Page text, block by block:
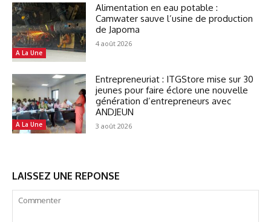
A La Une
Alimentation en eau potable :
Camwater sauve l’usine de production
de Japoma
4 août 2026
A La Une
Entrepreneuriat : ITGStore mise sur 30
jeunes pour faire éclore une nouvelle
génération d’entrepreneurs avec
ANDJEUN
3 août 2026
LAISSEZ UNE REPONSE